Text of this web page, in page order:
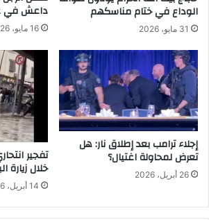
ف
ي
ا
س
و
ع
ا
م
ن
ل
م
ح
الوداع في ختام مناسكهم
31 مايو، 2026
داعش في
16 مايو، 2026
إجلاء ترامب بعد إطلاق نار: هل
تعرض لمحاولة اغتيال؟
26 أبريل، 2026
تفجير
خلال زيارة
14 أبريل، 2026